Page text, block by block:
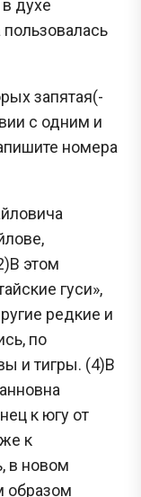
духе
запятая(-
с одним и
номера
этом
гуси»,
редкие и
по
и тигры. (4)В
к югу от
к
в новом
образом
уже прошедшими
они запомнили. До
известны.